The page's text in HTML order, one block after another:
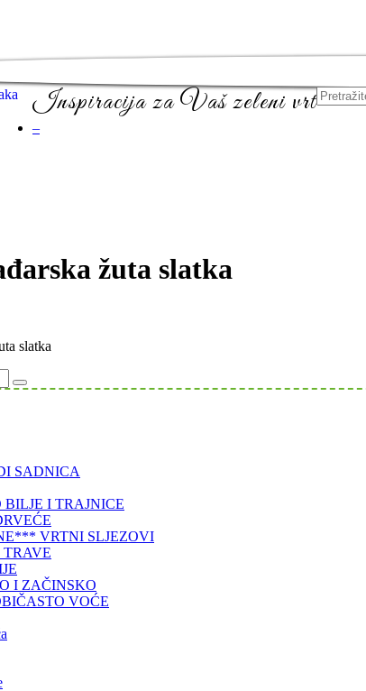
Inspiracija za Vaš zeleni vrt
–
žuta slatka
slatka
SADNICA
BILJE I TRAJNICE
VRTNI SLJEZOVI
I ZAČINSKO
VOĆE